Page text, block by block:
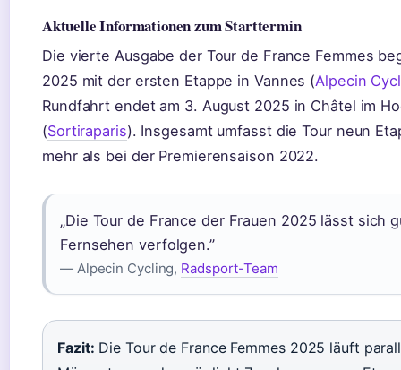
Aktuelle Informationen zum Starttermin
Die vierte Ausgabe der Tour de France Femmes
2025 mit der ersten Etappe in Vannes (Alpecin
Rundfahrt endet am 3. August 2025 in Châtel im
(Sortiraparis). Insgesamt umfasst die Tour neun
mehr als bei der Premierensaison 2022.
„Die Tour de France der Frauen 2025 lässt sich
Fernsehen verfolgen.”
— Alpecin Cycling, Radsport-Team
Fazit: Die Tour de France Femmes 2025 läuft